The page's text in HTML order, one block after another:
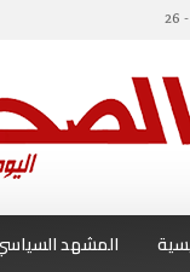
المشهد